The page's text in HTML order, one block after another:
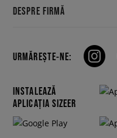
DESPRE FIRMĂ
URMĂREȘTE-NE:
INSTALEAZĂ
APLICAȚIA SIZEER